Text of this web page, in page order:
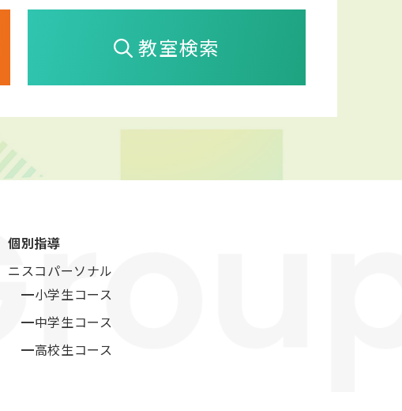
教室検索
個別指導
ニスコパーソナル
━小学生コース
━中学生コース
━高校生コース